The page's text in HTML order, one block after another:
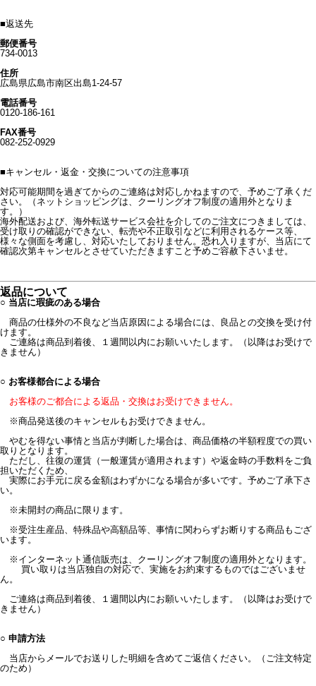
■返送先
郵便番号
734-0013
住所
広島県広島市南区出島1-24-57
電話番号
0120-186-161
FAX番号
082-252-0929
■キャンセル・返金・交換についての注意事項
対応可能期間を過ぎてからのご連絡は対応しかねますので、予めご了承くだ
さい。（ネットショッピングは、クーリングオフ制度の適用外となりま
す。）
海外配送および、海外転送サービス会社を介してのご注文につきましては、
受け取りの確認ができない、転売や不正取引などに利用されるケース等、
様々な側面を考慮し、対応いたしておりません。恐れ入りますが、当店にて
確認次第キャンセルとさせていただきますこと予めご容赦下さいませ。
返品について
○ 当店に瑕疵のある場合
商品の仕様外の不良など当店原因による場合には、良品との交換を受け付
けます。
ご連絡は商品到着後、１週間以内にお願いいたします。（以降はお受けで
きません）
○ お客様都合による場合
お客様のご都合による返品・交換はお受けできません。
※商品発送後のキャンセルもお受けできません。
やむを得ない事情と当店が判断した場合は、商品価格の半額程度での買い
取りとなります。
ただし、往復の運賃（一般運賃が適用されます）や返金時の手数料をご負
担いただくため、
実際にお手元に戻る金額はわずかになる場合が多いです。予めご了承下さ
い。
※未開封の商品に限ります。
※受注生産品、特殊品や高額品等、事情に関わらずお断りする商品もござ
います。
※インターネット通信販売は、クーリングオフ制度の適用外となります。
買い取りは当店独自の対応で、実施をお約束するものではございませ
ん。
ご連絡は商品到着後、１週間以内にお願いいたします。（以降はお受けで
きません）
○ 申請方法
当店からメールでお送りした明細を含めてご返信ください。（ご注文特定
のため）